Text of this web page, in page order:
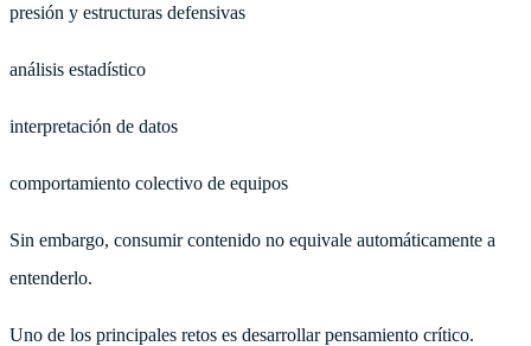
presión y estructuras defensivas
análisis estadístico
interpretación de datos
comportamiento colectivo de equipos
Sin embargo, consumir contenido no equivale automáticamente a
entenderlo.
Uno de los principales retos es desarrollar pensamiento crítico.